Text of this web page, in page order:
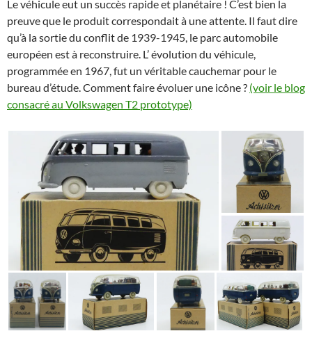
Le véhicule eut un succès rapide et planétaire ! C’est bien la
preuve que le produit correspondait à une attente. Il faut dire
qu’à la sortie du conflit de 1939-1945, le parc automobile
européen est à reconstruire. L’ évolution du véhicule,
programmée en 1967, fut un véritable cauchemar pour le
bureau d’étude. Comment faire évoluer une icône ? (voir le blog
consacré au Volkswagen T2 prototype)